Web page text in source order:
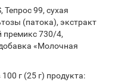
Тепрос 99, сухая
(патока), экстракт
премикс 730/4,
«Молочная
г (25 г) продукта: